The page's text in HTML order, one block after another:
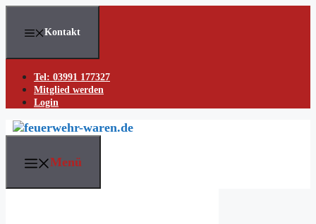
Skip
content
Kontakt
Tel: 03991 177327
Mitglied werden
Login
Menü